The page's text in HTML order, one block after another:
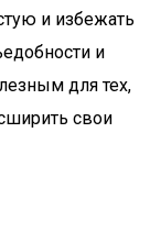
и избежать
и
для тех,
свои